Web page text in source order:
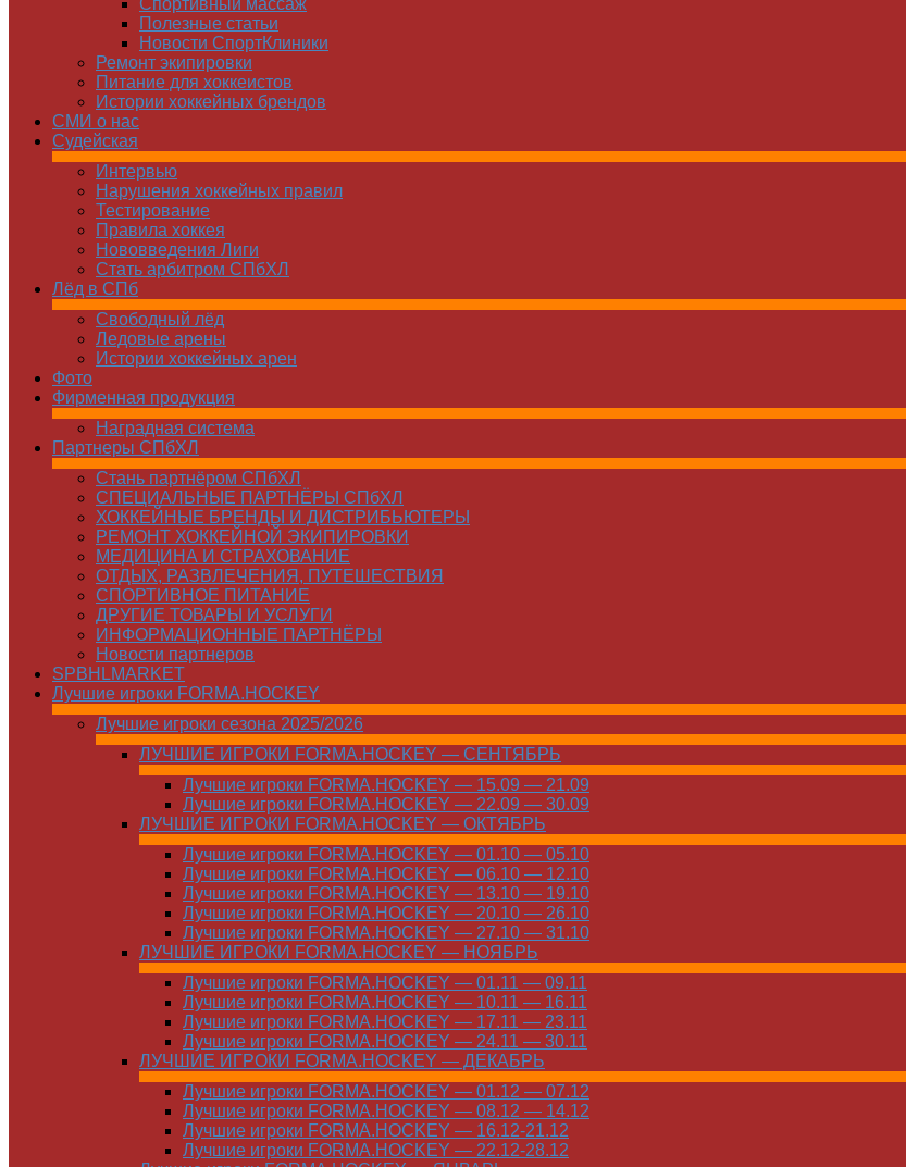
Спортивный массаж
Полезные статьи
Новости СпортКлиники
Ремонт экипировки
Питание для хоккеистов
Истории хоккейных брендов
СМИ о нас
Судейская
Интервью
Нарушения хоккейных правил
Тестирование
Правила хоккея
Нововведения Лиги
Стать арбитром СПбХЛ
Лёд в СПб
Свободный лёд
Ледовые арены
Истории хоккейных арен
Фото
Фирменная продукция
Наградная система
Партнеры СПбХЛ
Стань партнёром СПбХЛ
СПЕЦИАЛЬНЫЕ ПАРТНЁРЫ СПбХЛ
ХОККЕЙНЫЕ БРЕНДЫ И ДИСТРИБЬЮТЕРЫ
РЕМОНТ ХОККЕЙНОЙ ЭКИПИРОВКИ
МЕДИЦИНА И СТРАХОВАНИЕ
ОТДЫХ, РАЗВЛЕЧЕНИЯ, ПУТЕШЕСТВИЯ
СПОРТИВНОЕ ПИТАНИЕ
ДРУГИЕ ТОВАРЫ И УСЛУГИ
ИНФОРМАЦИОННЫЕ ПАРТНЁРЫ
Новости партнеров
SPBHLMARKET
Лучшие игроки FORMA.HOCKEY
Лучшие игроки сезона 2025/2026
ЛУЧШИЕ ИГРОКИ FORMA.HOCKEY — СЕНТЯБРЬ
Лучшие игроки FORMA.HOCKEY — 15.09 — 21.09
Лучшие игроки FORMA.HOCKEY — 22.09 — 30.09
ЛУЧШИЕ ИГРОКИ FORMA.HOCKEY — ОКТЯБРЬ
Лучшие игроки FORMA.HOCKEY — 01.10 — 05.10
Лучшие игроки FORMA.HOCKEY — 06.10 — 12.10
Лучшие игроки FORMA.HOCKEY — 13.10 — 19.10
Лучшие игроки FORMA.HOCKEY — 20.10 — 26.10
Лучшие игроки FORMA.HOCKEY — 27.10 — 31.10
ЛУЧШИЕ ИГРОКИ FORMA.HOCKEY — НОЯБРЬ
Лучшие игроки FORMA.HOCKEY — 01.11 — 09.11
Лучшие игроки FORMA.HOCKEY — 10.11 — 16.11
Лучшие игроки FORMA.HOCKEY — 17.11 — 23.11
Лучшие игроки FORMA.HOCKEY — 24.11 — 30.11
ЛУЧШИЕ ИГРОКИ FORMA.HOCKEY — ДЕКАБРЬ
Лучшие игроки FORMA.HOCKEY — 01.12 — 07.12
Лучшие игроки FORMA.HOCKEY — 08.12 — 14.12
Лучшие игроки FORMA.HOCKEY — 16.12-21.12
Лучшие игроки FORMA.HOCKEY — 22.12-28.12